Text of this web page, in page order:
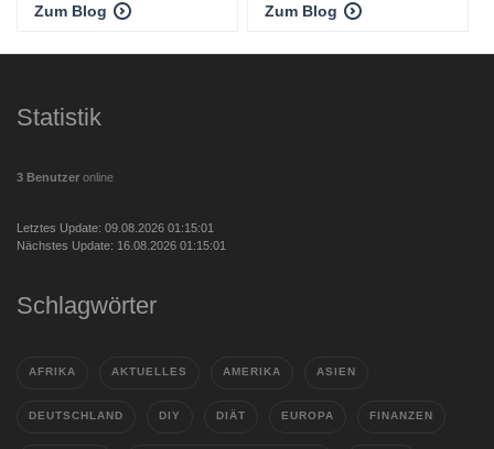
Zum Blog Zum Blog
Statistik
3 Benutzer online
Letztes Update: 09.08.2026 01:15:01
Nächstes Update: 16.08.2026 01:15:01
Schlagwörter
AFRIKA AKTUELLES AMERIKA ASIEN
DEUTSCHLAND DIY DIÄT EUROPA FINANZEN